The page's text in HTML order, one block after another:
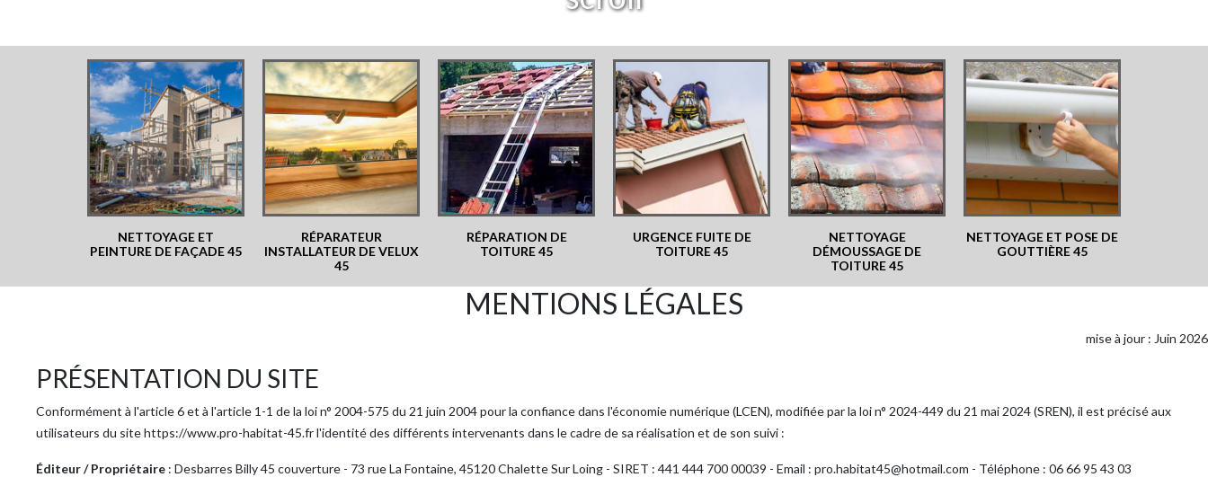
NETTOYAGE ET
PEINTURE DE FAÇADE 45
RÉPARATEUR
INSTALLATEUR DE VELUX
45
RÉPARATION DE
TOITURE 45
URGENCE FUITE DE
TOITURE 45
NETTOYAGE
DÉMOUSSAGE DE
TOITURE 45
NETTOYAGE ET POSE DE
GOUTTIÈRE 45
MENTIONS LÉGALES
mise à jour : Juin 2026
PRÉSENTATION DU SITE
Conformément à l'article 6 et à l'article 1-1 de la loi n° 2004-575 du 21 juin 2004 pour la confiance dans l'économie numérique (LCEN), modifiée par la loi n° 2024-449 du 21 mai 2024 (SREN), il est précisé aux
utilisateurs du site https://www.pro-habitat-45.fr l'identité des différents intervenants dans le cadre de sa réalisation et de son suivi :
Éditeur / Propriétaire : Desbarres Billy 45 couverture - 73 rue La Fontaine, 45120 Chalette Sur Loing - SIRET : 441 444 700 00039 - Email : pro.habitat45@hotmail.com - Téléphone : 06 66 95 43 03